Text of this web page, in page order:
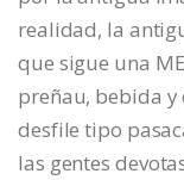
realidad, la
que sigue una
preñau, bebida y
desfile tipo
las gentes